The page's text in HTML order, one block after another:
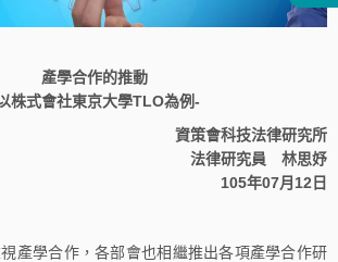
產學合作的推動
株式會社東京大學TLO為例-
資策會科技法律研究所
法律研究員 林思妤
105年07月12日
學合作，各部會也相繼推出各項產學合作研